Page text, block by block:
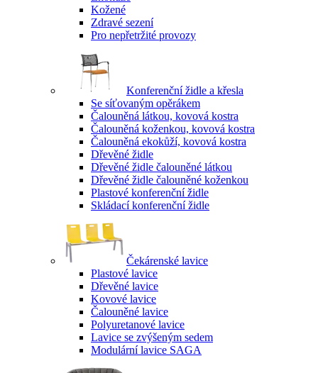
Kožené
Zdravé sezení
Pro nepřetržité provozy
Konferenční židle a křesla
Se síťovaným opěrákem
Čalouněná látkou, kovová kostra
Čalouněná koženkou, kovová kostra
Čalouněná ekokůží, kovová kostra
Dřevěné židle
Dřevěné židle čalouněné látkou
Dřevěné židle čalouněné koženkou
Plastové konferenční židle
Skládací konferenční židle
Čekárenské lavice
Plastové lavice
Dřevěné lavice
Kovové lavice
Čalouněné lavice
Polyuretanové lavice
Lavice se zvýšeným sedem
Modulární lavice SAGA